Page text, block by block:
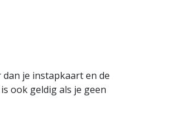
je instapkaart en de
ook geldig als je geen